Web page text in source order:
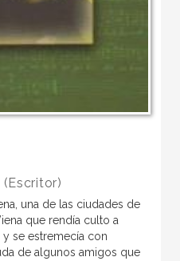
(Escritor)
una de las ciudades de
que rendía culto a
y se estremecía con
de algunos amigos que